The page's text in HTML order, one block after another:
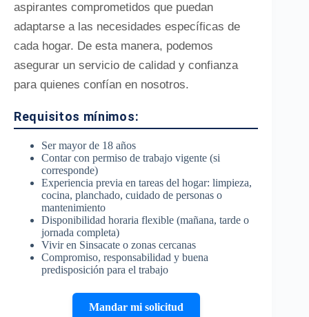
aspirantes comprometidos que puedan
adaptarse a las necesidades específicas de
cada hogar. De esta manera, podemos
asegurar un servicio de calidad y confianza
para quienes confían en nosotros.
Requisitos mínimos:
Ser mayor de 18 años
Contar con permiso de trabajo vigente (si
corresponde)
Experiencia previa en tareas del hogar: limpieza,
cocina, planchado, cuidado de personas o
mantenimiento
Disponibilidad horaria flexible (mañana, tarde o
jornada completa)
Vivir en Sinsacate o zonas cercanas
Compromiso, responsabilidad y buena
predisposición para el trabajo
Mandar mi solicitud